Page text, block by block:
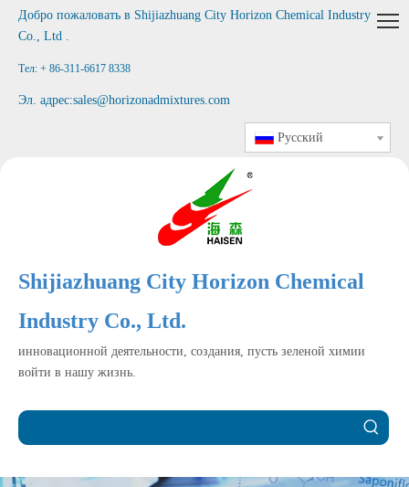
Добро пожаловать в Shijiazhuang City Horizon Chemical Industry
Co., Ltd .
Тел: + 86-311-6617 8338
Эл. адрес:sales@horizonadmixtures.com
Pусский
Shijiazhuang City Horizon Chemical
Industry Co., Ltd.
инновационной деятельности, создания, пусть зеленой химии
войти в нашу жизнь.